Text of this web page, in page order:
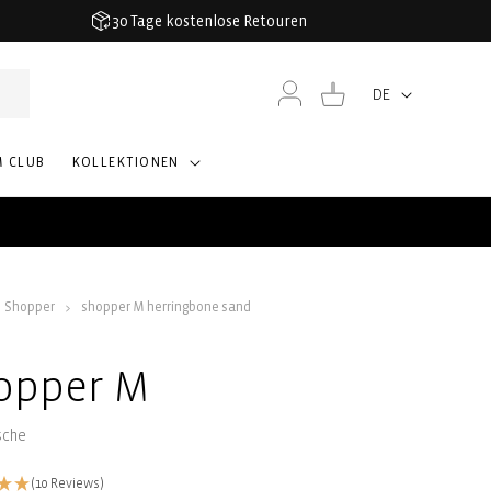
30 Tage kostenlose Retouren
CLUB KOLLEKTIONEN
Sprache
DE
Einloggen
Warenkorb
Shopper shopper M herringbone sand
M
(10 Reviews)